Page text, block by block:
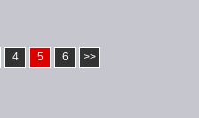
4 5 6 >>